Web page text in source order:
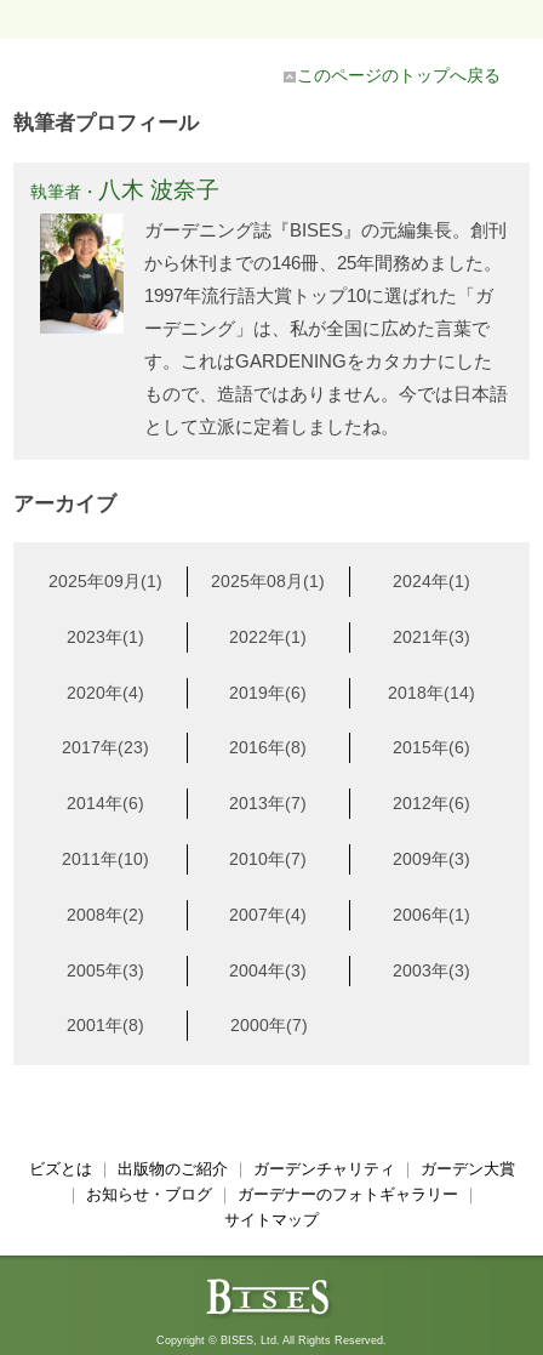
このページのトップへ戻る
執筆者プロフィール
執筆者・ 八木 波奈子
ガーデニング誌『BISES』の元編集長。創刊
から休刊までの146冊、25年間務めました。
1997年流行語大賞トップ10に選ばれた「ガ
ーデニング」は、私が全国に広めた言葉で
す。これはGARDENINGをカタカナにした
もので、造語ではありません。今では日本語
として立派に定着しましたね。
アーカイブ
2025年09月(1) 2025年08月(1) 2024年(1)
2023年(1) 2022年(1) 2021年(3)
2020年(4) 2019年(6) 2018年(14)
2017年(23) 2016年(8) 2015年(6)
2014年(6) 2013年(7) 2012年(6)
2011年(10) 2010年(7) 2009年(3)
2008年(2) 2007年(4) 2006年(1)
2005年(3) 2004年(3) 2003年(3)
2001年(8) 2000年(7)
ビズとは 出版物のご紹介｜ ガーデンチャリティ
ガーデン大賞
お知らせ・ブログ｜ ガーデナーのフォトギャラリー
サイトマップ
Copyright © BISES, Ltd. All Rights Reserved.